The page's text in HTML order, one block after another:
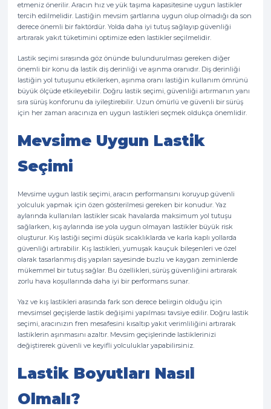
etmeniz önerilir. Aracın hız ve yük taşıma kapasitesine uygun lastikler
tercih edilmelidir. Lastiğin mevsim şartlarına uygun olup olmadığı da son
derece önemli bir faktördür. Yolda daha iyi tutuş sağlayıp güvenliği
artırarak yakıt tüketimini optimize eden lastikler seçilmelidir.
Lastik seçimi sırasında göz önünde bulundurulması gereken diğer
önemli bir konu da lastik diş derinliği ve aşınma oranıdır. Diş derinliği
lastiğin yol tutuşunu etkilerken, aşınma oranı lastiğin kullanım ömrünü
büyük ölçüde etkileyebilir. Doğru lastik seçimi, güvenliği artırmanın yanı
sıra sürüş konforunu da iyileştirebilir. Uzun ömürlü ve güvenli bir sürüş
için her zaman aracınıza en uygun lastikleri seçmek oldukça önemlidir.
Mevsime Uygun Lastik
Seçimi
Mevsime uygun lastik seçimi, aracın performansını koruyup güvenli
yolculuk yapmak için özen gösterilmesi gereken bir konudur. Yaz
aylarında kullanılan lastikler sıcak havalarda maksimum yol tutuşu
sağlarken, kış aylarında ise yola uygun olmayan lastikler büyük risk
oluşturur. Kış lastiği seçimi düşük sıcaklıklarda ve karla kaplı yollarda
güvenliği artırabilir. Kış lastikleri, yumuşak kauçuk bileşenleri ve özel
olarak tasarlanmış diş yapıları sayesinde buzlu ve kaygan zeminlerde
mükemmel bir tutuş sağlar. Bu özellikleri, sürüş güvenliğini artırarak
zorlu hava koşullarında daha iyi bir performans sunar.
Yaz ve kış lastikleri arasında fark son derece belirgin olduğu için
mevsimsel geçişlerde lastik değişimi yapılması tavsiye edilir. Doğru lastik
seçimi, aracınızın fren mesafesini kısaltıp yakıt verimliliğini artırarak
lastiklerin aşınmasını azaltır. Mevsim geçişlerinde lastiklerinizi
değiştirerek güvenli ve keyifli yolculuklar yapabilirsiniz.
Lastik Boyutları Nasıl
Olmalı?